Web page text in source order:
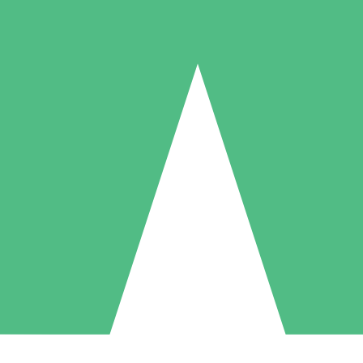
Individuelle Credit-Pakete
nach Bedarf mit Download-Credits. Keine monatliche Verpflichtung